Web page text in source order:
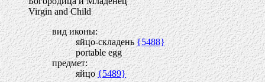
Virgin and Child
вид иконы:
яйцо-складень{5488}
portable egg
предмет:
яйцо{5489}